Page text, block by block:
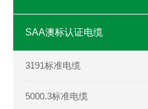
SAA澳标认证电缆
3191标准电缆
5000.3标准电缆